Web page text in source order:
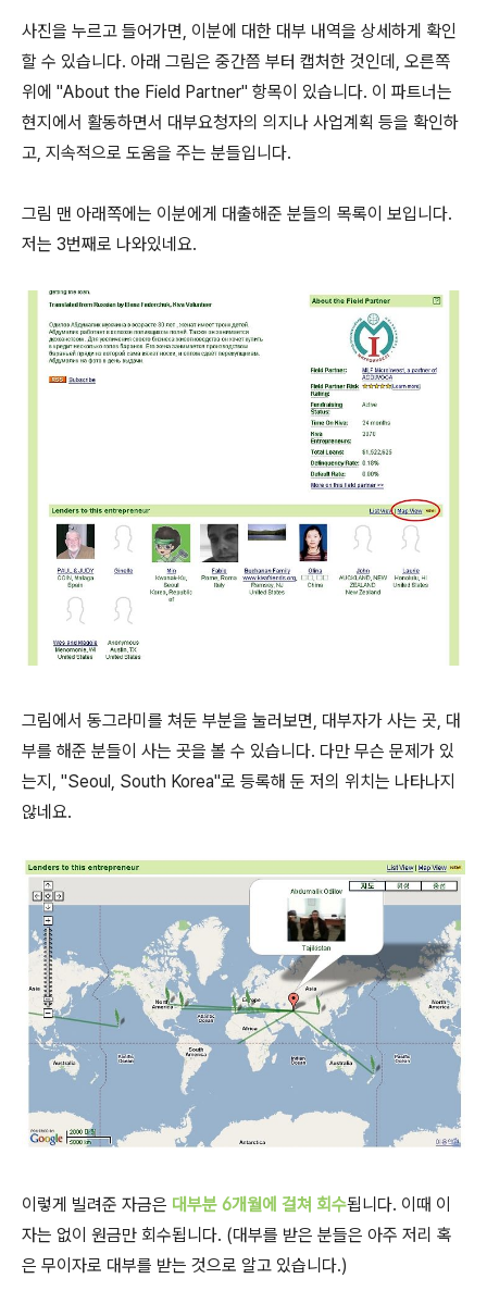
사진을 누르고 들어가면, 이분에 대한 대부 내역을 상세하게 확인
할 수 있습니다. 아래 그림은 중간쯤 부터 캡처한 것인데, 오른쪽
위에 "About the Field Partner" 항목이 있습니다. 이 파트너는
현지에서 활동하면서 대부요청자의 의지나 사업계획 등을 확인하
고, 지속적으로 도움을 주는 분들입니다.
그림 맨 아래쪽에는 이분에게 대출해준 분들의 목록이 보입니다.
저는 3번째로 나와있네요.
그림에서 동그라미를 쳐둔 부분을 눌러보면, 대부자가 사는 곳, 대
부를 해준 분들이 사는 곳을 볼 수 있습니다. 다만 무슨 문제가 있
는지, "Seoul, South Korea"로 등록해 둔 저의 위치는 나타나지
않네요.
이렇게 빌려준 자금은 대부분 6개월에 걸쳐 회수됩니다. 이때 이
자는 없이 원금만 회수됩니다. (대부를 받은 분들은 아주 저리 혹
은 무이자로 대부를 받는 것으로 알고 있습니다.)